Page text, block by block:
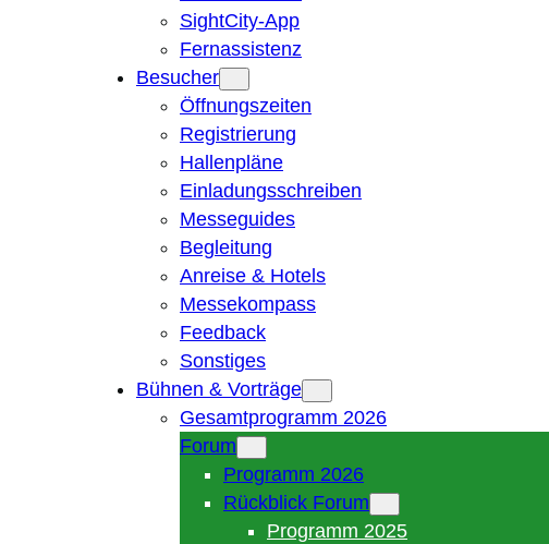
SightCity-App
Fernassistenz
Besucher
Öffnungszeiten
Registrierung
Hallenpläne
Einladungsschreiben
Messeguides
Begleitung
Anreise & Hotels
Messekompass
Feedback
Sonstiges
Bühnen & Vorträge
Gesamtprogramm 2026
Forum
Programm 2026
Rückblick Forum
Programm 2025